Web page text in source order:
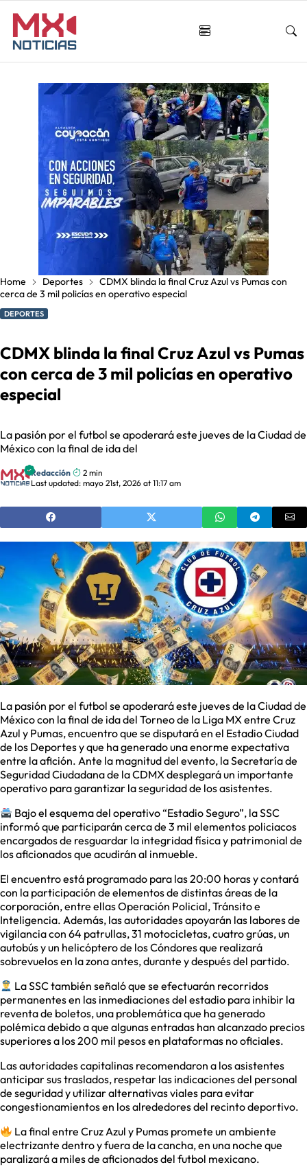
Home Deportes
CDMX blinda la final Cruz Azul vs Pumas con
cerca de 3 mil policías en operativo especial
DEPORTES
CDMX blinda la final Cruz Azul vs Pumas
con cerca de 3 mil policías en operativo
especial
La pasión por el futbol se apoderará este jueves de la Ciudad de
México con la final de ida del
Redacción
2 min
Last updated: mayo 21st, 2026 at 11:17 am
La pasión por el futbol se apoderará este jueves de la Ciudad de
México con la final de ida del Torneo de la Liga MX entre Cruz
Azul y Pumas, encuentro que se disputará en el Estadio Ciudad
de los Deportes y que ha generado una enorme expectativa
entre la afición. Ante la magnitud del evento, la Secretaría de
Seguridad Ciudadana de la CDMX desplegará un importante
operativo para garantizar la seguridad de los asistentes.
Bajo el esquema del operativo “Estadio Seguro”, la SSC
informó que participarán cerca de 3 mil elementos policiacos
encargados de resguardar la integridad física y patrimonial de
los aficionados que acudirán al inmueble.
El encuentro está programado para las 20:00 horas y contará
con la participación de elementos de distintas áreas de la
corporación, entre ellas Operación Policial, Tránsito e
Inteligencia. Además, las autoridades apoyarán las labores de
vigilancia con 64 patrullas, 31 motocicletas, cuatro grúas, un
autobús y un helicóptero de los Cóndores que realizará
sobrevuelos en la zona antes, durante y después del partido.
La SSC también señaló que se efectuarán recorridos
permanentes en las inmediaciones del estadio para inhibir la
reventa de boletos, una problemática que ha generado
polémica debido a que algunas entradas han alcanzado precios
superiores a los 200 mil pesos en plataformas no oficiales.
Las autoridades capitalinas recomendaron a los asistentes
anticipar sus traslados, respetar las indicaciones del personal
de seguridad y utilizar alternativas viales para evitar
congestionamientos en los alrededores del recinto deportivo.
La final entre Cruz Azul y Pumas promete un ambiente
electrizante dentro y fuera de la cancha, en una noche que
paralizará a miles de aficionados del futbol mexicano.